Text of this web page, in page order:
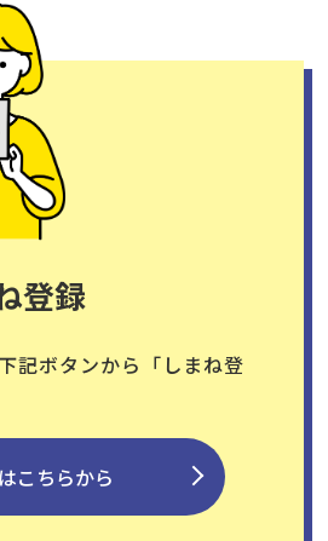
登録
記ボタンから「しまね登
こちらから